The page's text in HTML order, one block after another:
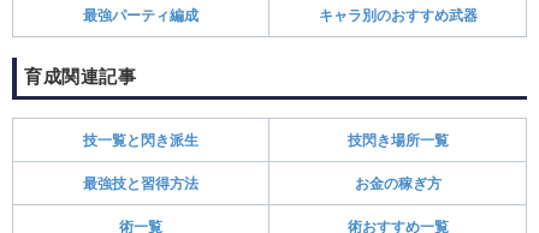
最強パーティ編成 キャラ別のおすすめ武器
育成関連記事
技一覧と閃き派生 技閃き場所一覧
最強技と習得方法 お金の稼ぎ方
術一覧 術おすすめ一覧